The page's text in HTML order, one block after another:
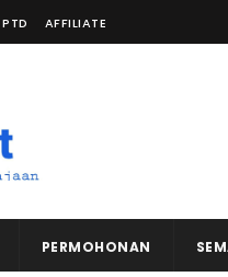
PTD AFFILIATE
PERMOHONAN